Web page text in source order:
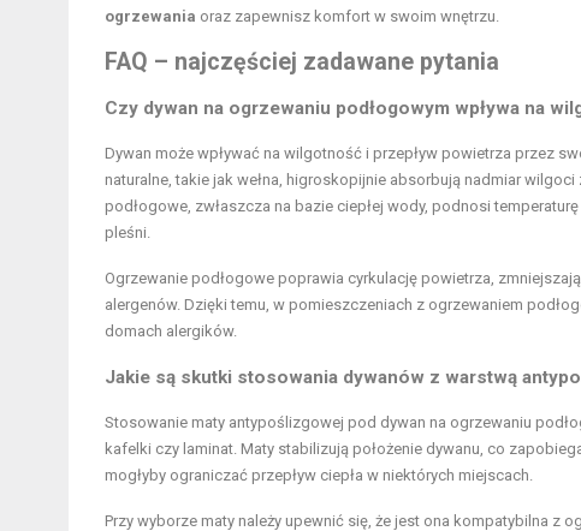
ogrzewania oraz zapewnisz komfort w swoim wnętrzu.
FAQ – najczęściej zadawane pytania
Czy dywan na ogrzewaniu podłogowym wpływa na
Dywan może wpływać na wilgotność i przepływ powietrza przez
naturalne, takie jak wełna, higroskopijnie absorbują nadmiar
podłogowe, zwłaszcza na bazie ciepłej wody, podnosi
pleśni.
Ogrzewanie podłogowe poprawia cyrkulację powietrza,
alergenów. Dzięki temu, w pomieszczeniach z ogrzewaniem
domach alergików.
Jakie są skutki stosowania dywanów z warstwą
Stosowanie maty antypoślizgowej pod dywan na ogrzewaniu
kafelki czy laminat. Maty stabilizują położenie dywanu, co
mogłyby ograniczać przepływ ciepła w niektórych miejscach.
Przy wyborze maty należy upewnić się, że jest ona kompatybilna z